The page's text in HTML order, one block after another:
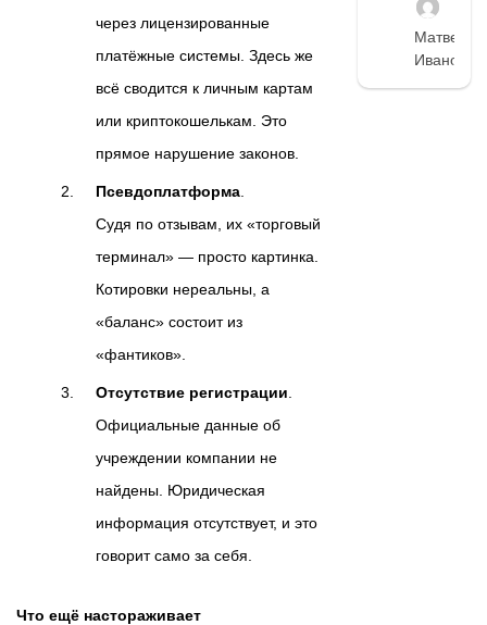
через лицензированные
платёжные системы. Здесь же
всё сводится к личным картам
или криптокошелькам. Это
прямое нарушение законов.
Псевдоплатформа
Судя по отзывам, их «торговый
терминал» — просто картинка.
Котировки нереальны, а
«баланс» состоит из
«фантиков».
Отсутствие регистрации
Официальные данные об
учреждении компании не
найдены. Юридическая
информация отсутствует, и это
говорит само за себя.
Что ещё настораживает
Матвей
Иванов